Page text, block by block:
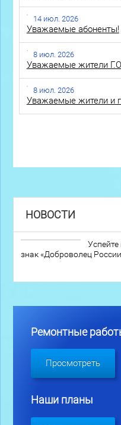
14 июл. 2026
Уважаемые абоненты!
8 июл. 2026
Уважаемые жители
8 июл. 2026
Уважаемые жители и
НОВОСТИ
знак «Доброволец
Ремонтные
Просмотреть
Наши планы